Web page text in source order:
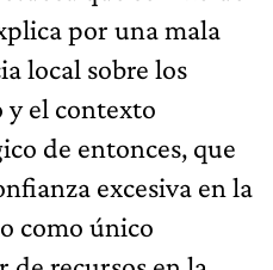
por una mala
local sobre los
y el contexto
de entonces, que
excesiva en la
como único